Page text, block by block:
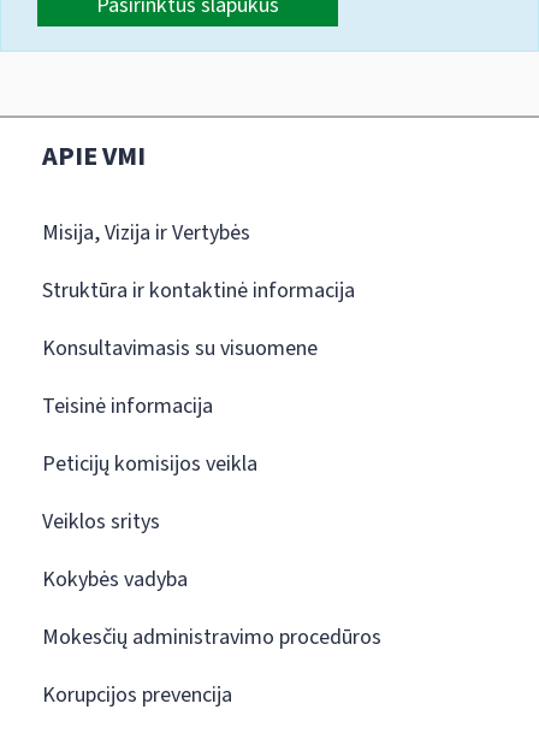
APIE VMI
Misija, Vizija ir Vertybės
Struktūra ir kontaktinė informacija
Konsultavimasis su visuomene
Teisinė informacija
Peticijų komisijos veikla
Veiklos sritys
Kokybės vadyba
Mokesčių administravimo procedūros
Korupcijos prevencija